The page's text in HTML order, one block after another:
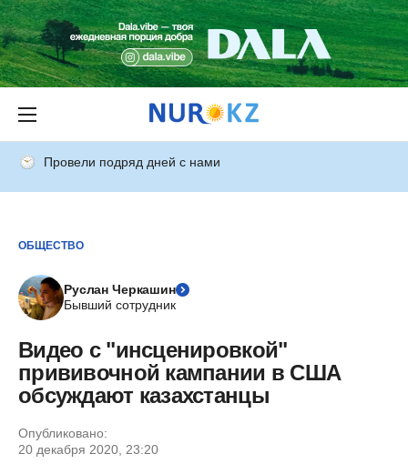
Провели подряд дней с нами
ОБЩЕСТВО
Руслан Черкашин
Бывший сотрудник
Видео с "инсценировкой"
прививочной кампании в США
обсуждают казахстанцы
Опубликовано:
20 декабря 2020, 23:20